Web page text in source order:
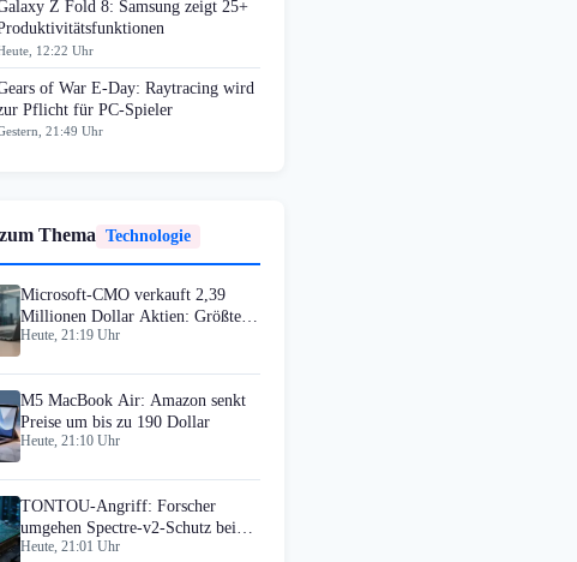
Z Fold 8: Samsung zeigt 25+
12:22 Uhr
of War E-Day: Raytracing wird
Pflicht für PC-Spieler
21:49 Uhr
Thema Technologie
Microsoft-CMO verkauft 2,39
Millionen Dollar Aktien: Größter
Insider-Deal 2026
Heute, 21:19 Uhr
M5 MacBook Air: Amazon senkt
Preise um bis zu 190 Dollar
Heute, 21:10 Uhr
TONTOU-Angriff: Forscher
umgehen Spectre-v2-Schutz bei
Intel und AMD
Heute, 21:01 Uhr